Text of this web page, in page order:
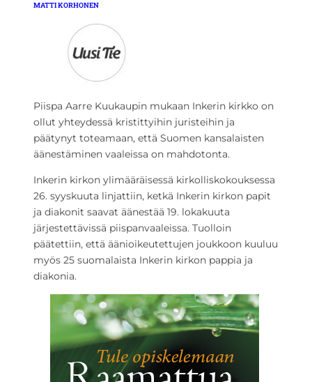
MATTI KORHONEN
Piispa Aarre Kuukaupin mukaan Inkerin kirkko on
ollut yhteydessä kristittyihin juristeihin ja
päätynyt toteamaan, että Suomen kansalaisten
äänestäminen vaaleissa on mahdotonta.
Inkerin kirkon ylimääräisessä kirkolliskokouksessa
26. syyskuuta linjattiin, ketkä Inkerin kirkon papit
ja diakonit saavat äänestää 19. lokakuuta
järjestettävissä piispanvaaleissa. Tuolloin
päätettiin, että äänioikeutettujen joukkoon kuuluu
myös 25 suomalaista Inkerin kirkon pappia ja
diakonia.